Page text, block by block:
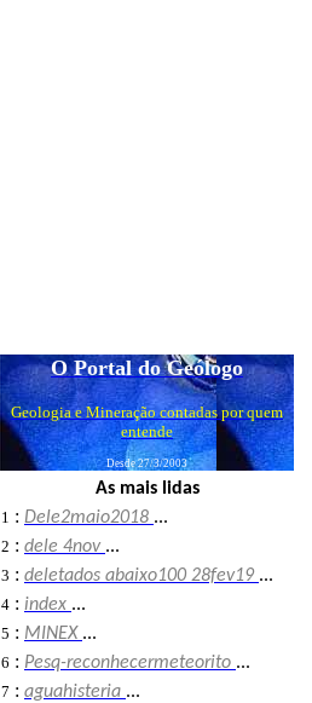
O Portal do Geólogo
Geologia e Mineração contadas por quem
entende
Desde 27/3/2003
As mais lidas
1 : Dele2maio2018 ...
2 : dele 4nov ...
3 : deletados abaixo100 28fev19 ...
4 : index ...
5 : MINEX ...
6 : Pesq-reconhecermeteorito ...
7 : aguahisteria ...